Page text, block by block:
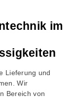
im
Lieferung und
Wir
Bereich von